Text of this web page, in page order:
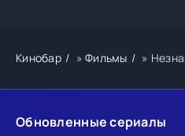
Обновленные сериалы
Кинобар »Фильмы »